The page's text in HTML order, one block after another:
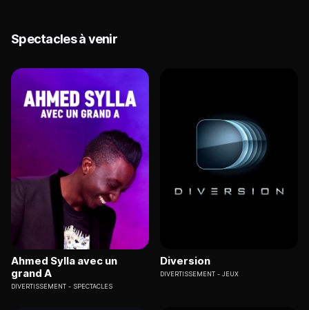
Spectacles à venir
Ahmed Sylla avec un
grand A
DIVERTISSEMENT SPECTACLES
Diversion
DIVERTISSEMENT JEUX